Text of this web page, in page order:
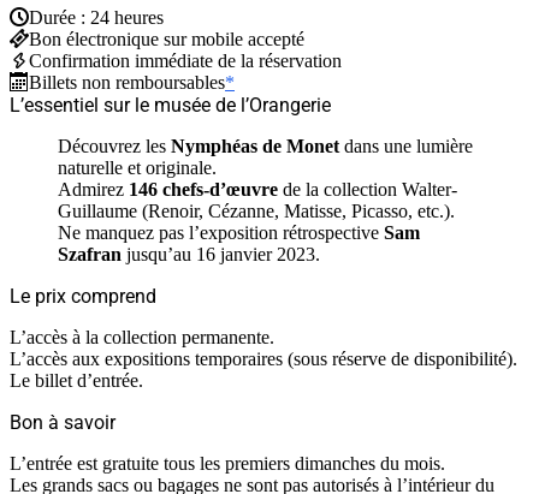
Durée : 24 heures
Bon électronique sur mobile accepté
Confirmation immédiate de la réservation
Billets non remboursables*
L’essentiel sur le musée de l’Orangerie
Découvrez les Nymphéas de Monet dans une lumière
naturelle et originale.
Admirez 146 chefs-d’œuvre de la collection Walter-
Guillaume (Renoir, Cézanne, Matisse, Picasso, etc.).
Ne manquez pas l’exposition rétrospective Sam
Szafran jusqu’au 16 janvier 2023.
Le prix comprend
L’accès à la collection permanente.
L’accès aux expositions temporaires (sous réserve de disponibilité).
Le billet d’entrée.
Bon à savoir
L’entrée est gratuite tous les premiers dimanches du mois.
Les grands sacs ou bagages ne sont pas autorisés à l’intérieur du